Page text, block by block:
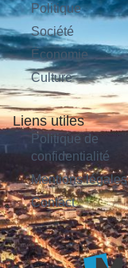
Politique
Société
Économie
Culture
Liens utiles
Politique de
confidentialité
Mentions légales
Contact